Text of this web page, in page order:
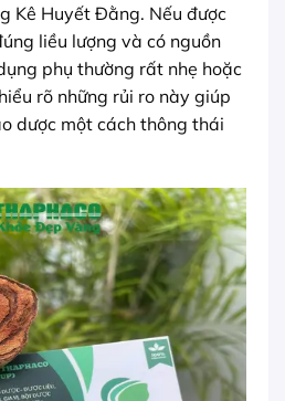
Kê Huyết Đằng. Nếu được
liều lượng và có nguồn
phụ thường rất nhẹ hoặc
rõ những rủi ro này giúp
dược một cách thông thái